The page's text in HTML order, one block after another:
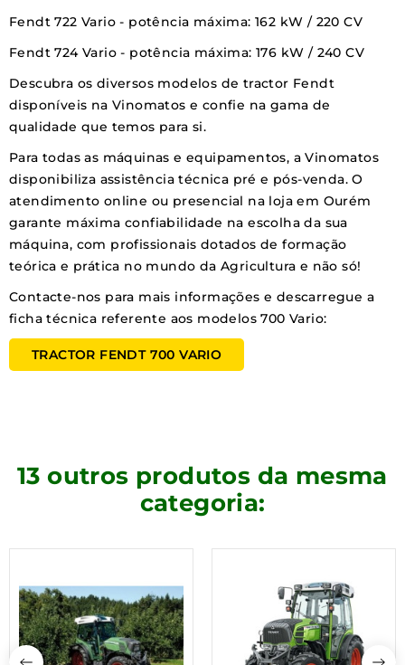
Fendt 722 Vario - potência máxima: 162 kW / 220 CV
Fendt 724 Vario - potência máxima: 176 kW / 240 CV
Descubra os diversos modelos de tractor Fendt
disponíveis na Vinomatos e confie na gama de
qualidade que temos para si.
Para todas as máquinas e equipamentos, a Vinomatos
disponibiliza assistência técnica pré e pós-venda. O
atendimento online ou presencial na loja em Ourém
garante máxima confiabilidade na escolha da sua
máquina, com profissionais dotados de formação
teórica e prática no mundo da Agricultura e não só!
Contacte-nos para mais informações e descarregue a
ficha técnica referente aos modelos 700 Vario:
TRACTOR FENDT 700 VARIO
13 outros produtos da mesma
categoria: